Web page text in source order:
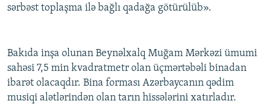
sərbəst toplaşma ilə bağlı qadağa götürülüb».
Bakıda inşa olunan Beynəlxalq Muğam Mərkəzi ümumi
sahəsi 7,5 min kvadratmetr olan üçmərtəbəli binadan
ibarət olacaqdır. Bina forması Azərbaycanın qədim
musiqi alətlərindən olan tarın hissələrini xatırladır.